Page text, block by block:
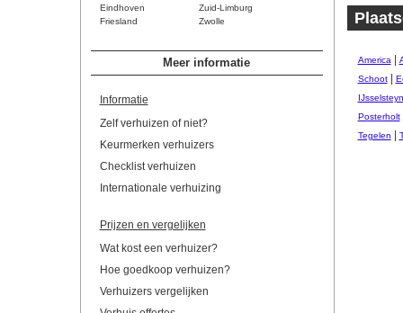
Eindhoven
Zuid-Limburg
Friesland
Zwolle
Meer informatie
Informatie
Zelf verhuizen of niet?
Keurmerken verhuizers
Checklist verhuizen
Internationale verhuizing
Prijzen en vergelijken
Wat kost een verhuizer?
Hoe goedkoop verhuizen?
Verhuizers vergelijken
America|
Schoot|
Posterholt
Tegelen